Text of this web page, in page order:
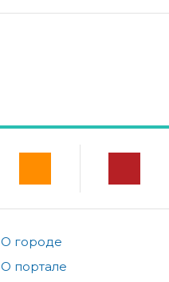
О городе
О портале